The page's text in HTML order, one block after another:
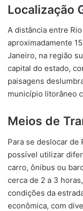
Localização
A distância entre
aproximadamente
Janeiro, na região
capital do estado,
paisagens
município litorâneo
Meios de
Para se deslocar de
possível utilizar
carro, ônibus ou
cerca de 2 a 3
condições da
econômica, com